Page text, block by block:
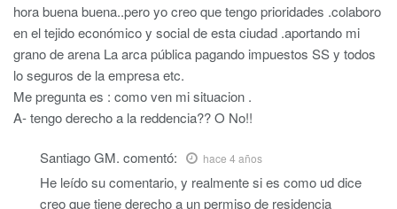
hora buena buena..pero yo creo que tengo prioridades .colaboro
en el tejido económico y social de esta ciudad .aportando mi
grano de arena La arca pública pagando impuestos SS y todos
lo seguros de la empresa etc.
Me pregunta es : como ven mi situacion .
A- tengo derecho a la reddencia?? O No!!
Santiago GM. comentó: hace 4 años
He leído su comentario, y realmente si es como ud dice
creo que tiene derecho a un permiso de residencia